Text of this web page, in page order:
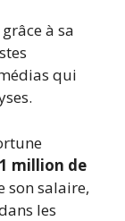
à sa
qui
million de
son salaire,
les